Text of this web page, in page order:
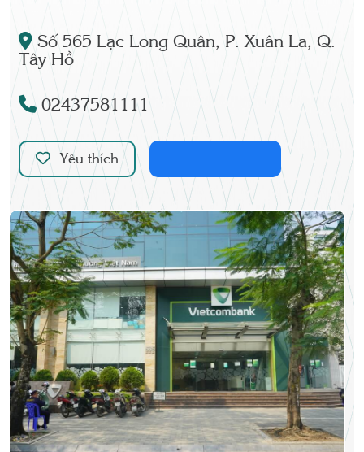
Số 565 Lạc Long Quân, P. Xuân La, Q.
Tây Hồ
02437581111
Yêu thích